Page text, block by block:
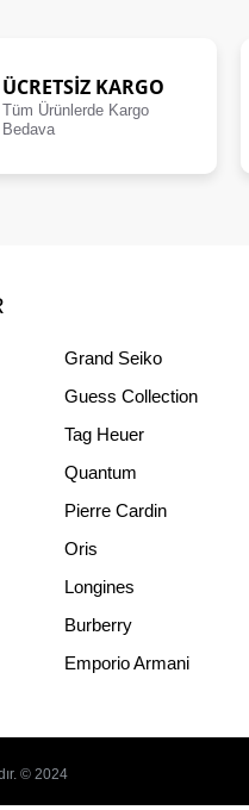
ÜCRETSIZ KARGO
Tüm Ürünlerde Kargo
Bedava
Grand Seiko
Guess Collection
Tag Heuer
Quantum
Pierre Cardin
Oris
Longines
Burberry
Emporio Armani
© 2024